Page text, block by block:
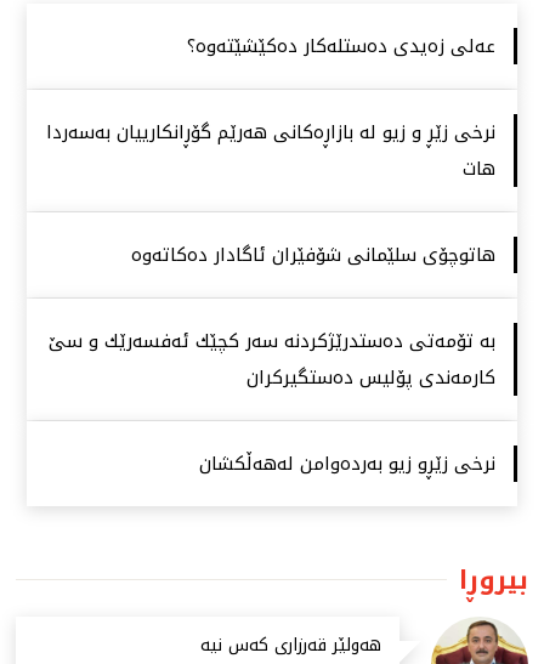
عەلی زەیدی دەستلەكار دەكێشێتەوە؟
نرخی زێڕ و زیو لە بازاڕەكانی هەرێم گۆڕانكارییان بەسەردا
هات
هاتوچۆی سلێمانی شۆفێران ئاگادار دەكاتەوە
بە تۆمەتی دەستدرێژكردنە سەر كچێك ئەفسەرێك و سێ
كارمەندی پۆلیس دەستگیركران
نرخی زێڕو زیو بەردەوامن لەهەڵكشان
بیروڕا
هەولێر قەرزاری کەس نیە